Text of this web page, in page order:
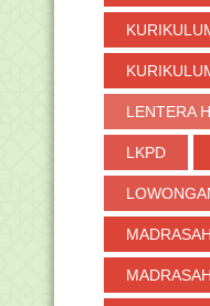
LENTERA
LKPD